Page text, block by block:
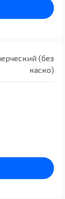
(без
каско)